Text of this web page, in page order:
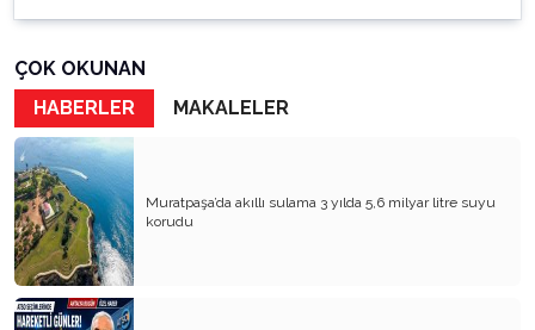
ÇOK OKUNAN
HABERLER
MAKALELER
Muratpaşa’da akıllı sulama 3 yılda 5,6 milyar litre suyu
korudu